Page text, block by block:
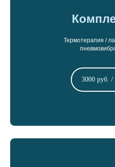
Термотерапия /
3000 руб. /